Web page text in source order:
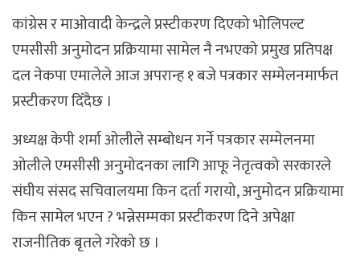
कांग्रेस र माओवादी केन्द्रले प्रस्टीकरण दिएको भोलिपल्ट
एमसीसी अनुमोदन प्रक्रियामा सामेल नै नभएको प्रमुख प्रतिपक्ष
दल नेकपा एमालेले आज अपरान्ह १ बजे पत्रकार सम्मेलनमार्फत
प्रस्टीकरण दिँदैछ ।
अध्यक्ष केपी शर्मा ओलीले सम्बोधन गर्ने पत्रकार सम्मेलनमा
ओलीले एमसीसी अनुमोदनका लागि आफू नेतृत्वको सरकारले
संघीय संसद सचिवालयमा किन दर्ता गरायो, अनुमोदन प्रक्रियामा
किन सामेल भएन ? भन्नेसम्मका प्रस्टीकरण दिने अपेक्षा
राजनीतिक बृतले गरेको छ ।